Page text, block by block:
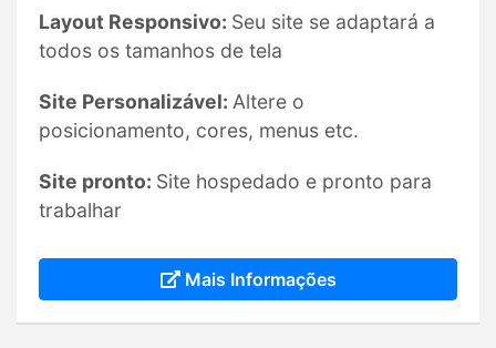
Layout Responsivo: Seu site se adaptará a
todos os tamanhos de tela
Site Personalizável: Altere o
posicionamento, cores, menus etc.
Site pronto: Site hospedado e pronto para
trabalhar
Mais Informações